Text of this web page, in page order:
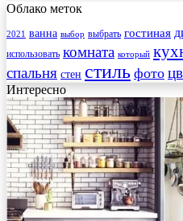
Облако меток
2021 ванна выбор выбрать гостиная
использовать комната который
спальня стен стиль фото
Интересно